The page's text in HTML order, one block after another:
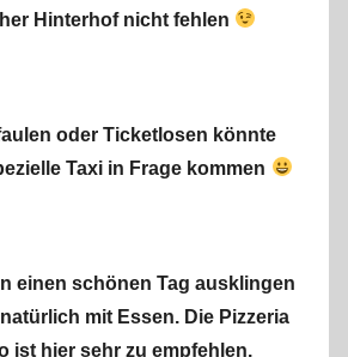
Hinterhof nicht fehlen
oder Ticketlosen könnte
Taxi in Frage kommen
einen schönen Tag ausklingen
mit Essen. Die Pizzeria
ist hier sehr zu empfehlen.